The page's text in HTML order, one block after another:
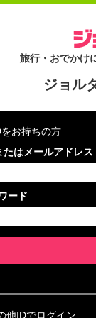
旅行・おでかけ
ジョル
お持ちの方
たはメールアドレス
ード
他IDでログイン